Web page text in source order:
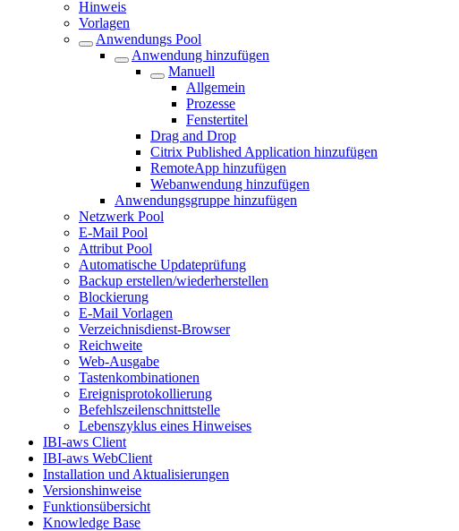
Hinweis
Vorlagen
Anwendungs Pool
Anwendung hinzufügen
Manuell
Allgemein
Prozesse
Fenstertitel
Drag and Drop
Citrix Published Application hinzufügen
RemoteApp hinzufügen
Webanwendung hinzufügen
Anwendungsgruppe hinzufügen
Netzwerk Pool
E-Mail Pool
Attribut Pool
Automatische Updateprüfung
Backup erstellen/wiederherstellen
Blockierung
E-Mail Vorlagen
Verzeichnisdienst-Browser
Reichweite
Web-Ausgabe
Tastenkombinationen
Ereignisprotokollierung
Befehlszeilenschnittstelle
Lebenszyklus eines Hinweises
IBI-aws Client
IBI-aws WebClient
Installation und Aktualisierungen
Versionshinweise
Funktionsübersicht
Knowledge Base